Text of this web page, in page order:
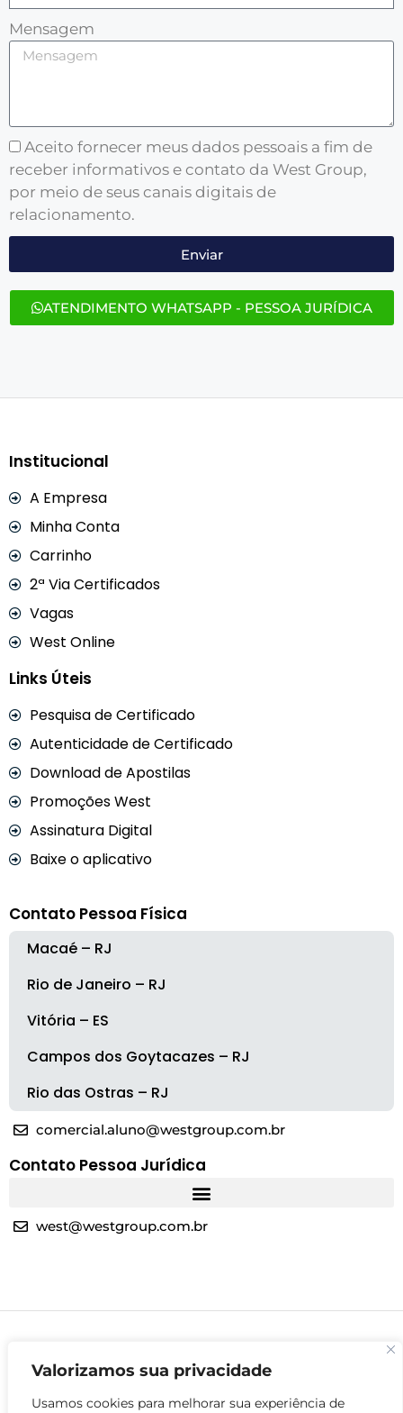
Valorizamos sua privacidade
Usamos cookies para melhorar sua experiência de
Mensagem
Aceito fornecer meus dados pessoais a fim de
receber informativos e contato da West Group,
por meio de seus canais digitais de
relacionamento.
Enviar
ATENDIMENTO WHATSAPP - PESSOA JURÍDICA
Institucional
A Empresa
Minha Conta
Carrinho
2ª Via Certificados
Vagas
West Online
Links Úteis
Pesquisa de Certificado
Autenticidade de Certificado
Download de Apostilas
Promoções West
Assinatura Digital
Baixe o aplicativo
Contato Pessoa Física
Macaé – RJ
Rio de Janeiro – RJ
Vitória – ES
Campos dos Goytacazes – RJ
Rio das Ostras – RJ
comercial.aluno@westgroup.com.br
Contato Pessoa Jurídica
west@westgroup.com.br